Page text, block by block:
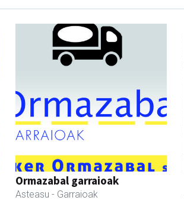
Ormazabal garraioak
Asteasu - Garraioak